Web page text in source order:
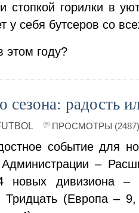
стопкой горилки в
у себя бутсеров со
этом году?
сезона: радость
ПРОСМОТРЫ (2487)
событие для
–
новых дивизиона
Тридцать (Европа –